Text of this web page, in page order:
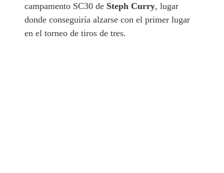
campamento SC30 de Steph Curry, lugar
donde conseguiría alzarse con el primer lugar
en el torneo de tiros de tres.